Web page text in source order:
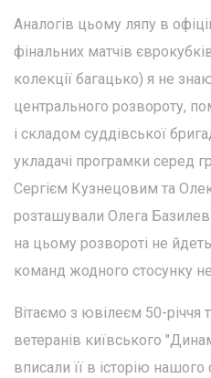
Аналогів цьому ляпу в
фінальних матчів
колекції багацько) я не
центрального розвороту,
і складом суддівської
укладачі програмки серед
Сергієм Кузнецовим та
розташували Олега
на цьому розвороті не
команд жодного стосунку
Вітаємо з ювілеєм 50-річчя
ветеранів київського
вписали її в історію